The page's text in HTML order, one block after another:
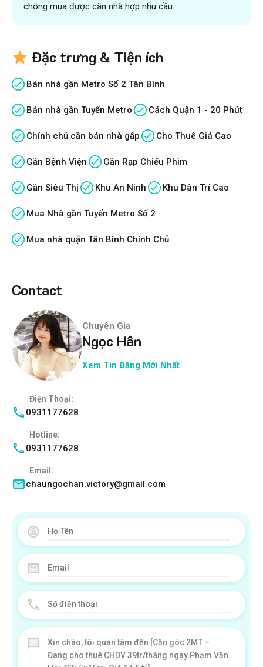
chóng mua được căn nhà hợp nhu cầu.
Đặc trưng & Tiện ích
Bán nhà gần Metro Số 2 Tân Bình
Bán nhà gần Tuyến Metro Cách Quận 1 - 20 Phút
Chính chủ cần bán nhà gấp Cho Thuê Giá Cao
Gần Bệnh Viện Gần Rạp Chiếu Phim
Gần Siêu Thị Khu An Ninh Khu Dân Trí Cao
Mua Nhà gần Tuyến Metro Số 2
Mua nhà quận Tân Bình Chính Chủ
Contact
Chuyên Gia
Ngọc Hân
Xem Tin Đăng Mới Nhất
Điện Thoại:
0931177628
Hotline:
0931177628
Email:
chaungochan.victory@gmail.com